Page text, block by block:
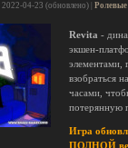
| 2022-04-23 (обновлено) |
Revita -
экшен-
элементами,
взобраться
часами,
потерянную
Игра
ПОЛНОЙ